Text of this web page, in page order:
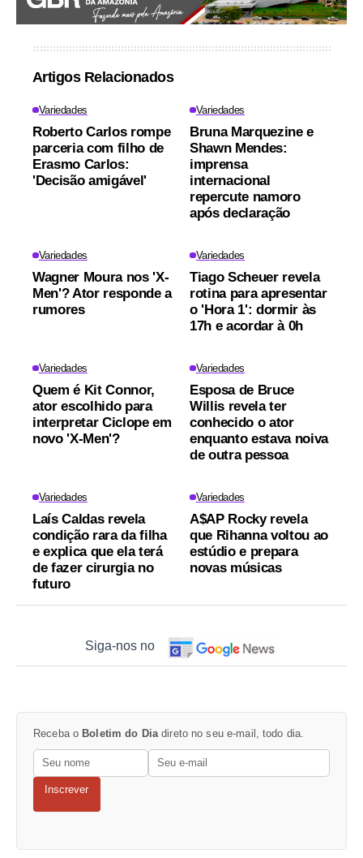
Artigos Relacionados
Variedades
Roberto Carlos rompe
parceria com filho de
Erasmo Carlos:
'Decisão amigável'
Variedades
Bruna Marquezine e
Shawn Mendes:
imprensa
internacional
repercute namoro
após declaração
Variedades
Wagner Moura nos 'X-
Men'? Ator responde a
rumores
Variedades
Tiago Scheuer revela
rotina para apresentar
o 'Hora 1': dormir às
17h e acordar à 0h
Variedades
Quem é Kit Connor,
ator escolhido para
interpretar Ciclope em
novo 'X-Men'?
Variedades
Esposa de Bruce
Willis revela ter
conhecido o ator
enquanto estava noiva
de outra pessoa
Variedades
Laís Caldas revela
condição rara da filha
e explica que ela terá
de fazer cirurgia no
futuro
Variedades
A$AP Rocky revela
que Rihanna voltou ao
estúdio e prepara
novas músicas
Siga-nos no
Receba o Boletim do Diadireto no seu e-mail, todo dia.
Inscrever